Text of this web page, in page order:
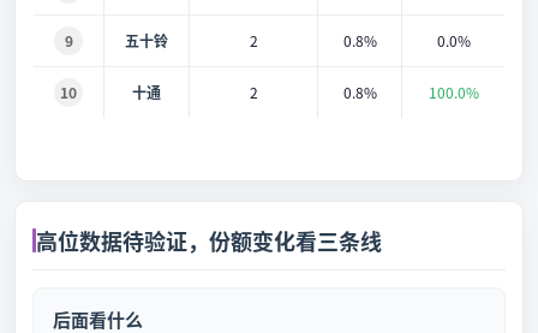
9 五十铃 2 0.8% 0.0%
10 十通 2 0.8% 100.0%
高位数据待验证，份额变化看三条线
后面看什么